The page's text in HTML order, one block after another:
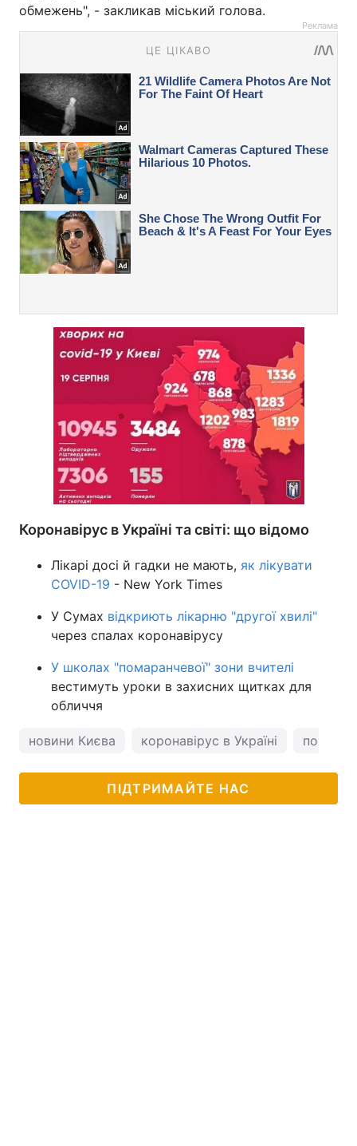
обмежень", - закликав міський голова.
Реклама
Коронавірус в Україні та світі: що відомо
Лікарі досі й гадки не мають, як лікувати
COVID-19 - New York Times
У Сумах відкриють лікарню "другої хвилі"
через спалах коронавірусу
У школах "помаранчевої" зони вчителі
вестимуть уроки в захисних щитках для
обличчя
новини Києва коронавірус в Україні погода
ПІДТРИМАЙТЕ НАС